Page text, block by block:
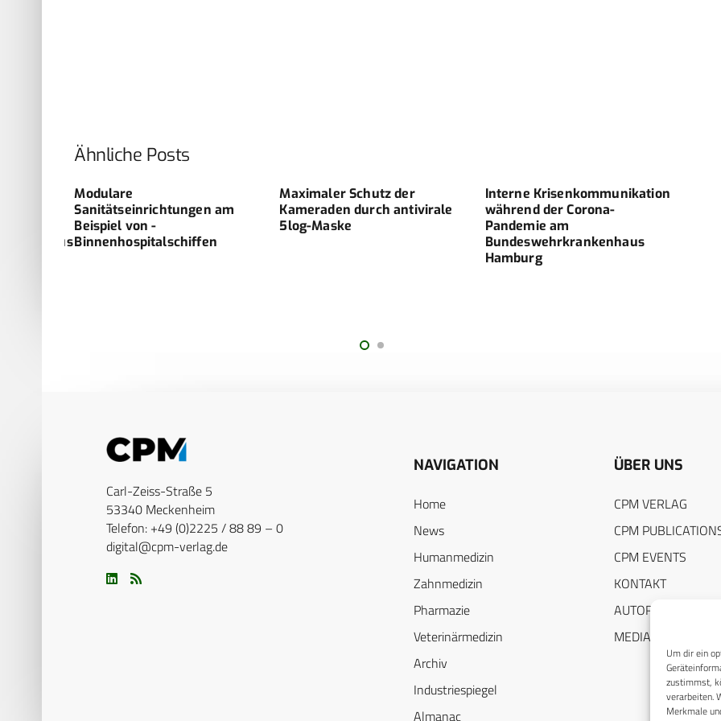
Um dir ein
zustimmst,
verarbeiten.
Merkmale
Ähnliche Posts
Modulare
Sanitätseinrichtungen am
Beispiel von ­
Binnenhospitalschiffen
Maximaler Schutz der
Kameraden durch antivirale
5log-Maske
Interne Krisenkommunikation
während der Corona-
Pandemie am
Bundeswehrkrankenhaus
Hamburg
Carl-Zeiss-Straße 5
53340 Meckenheim
Telefon: +49 (0)2225 / 88 89 – 0
digital@cpm-verlag.de
NAVIGATION
Home
News
Humanmedizin
Zahnmedizin
Pharmazie
Veterinärmedizin
Archiv
Industriespiegel
Almanac
ÜBER UNS
CPM VERLAG
CPM
CPM EVENTS
KONTAKT
AUTORENHINWEISE
MEDIADATEN